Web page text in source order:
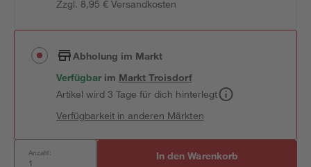
Zzgl. 8,95 € Versandkosten
Abholung im Markt
Verfügbar im MarktTroisdorf
Artikel wird 3 Tage für dich hinterlegt
Verfügbarkeit in anderen Märkten
Anzahl: In den Warenkorb